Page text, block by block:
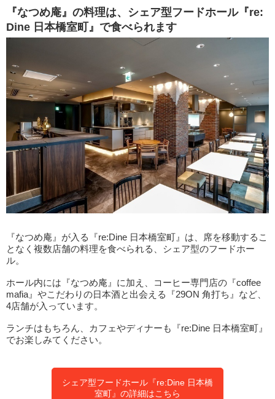
『なつめ庵』の料理は、シェア型フードホール『re:
Dine 日本橋室町』で食べられます
『なつめ庵』が入る『re:Dine 日本橋室町』は、席を移動するこ
となく複数店舗の料理を食べられる、シェア型のフードホー
ル。
ホール内には『なつめ庵』に加え、コーヒー専門店の『coffee
mafia』やこだわりの日本酒と出会える『29ON 角打ち』など、
4店舗が入っています。
ランチはもちろん、カフェやディナーも『re:Dine 日本橋室町』
でお楽しみてください。
シェア型フードホール『re:Dine 日本橋
室町』の詳細はこちら